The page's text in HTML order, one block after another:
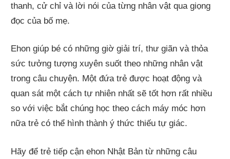
thanh, cử chỉ và lời nói của từng nhân vật qua giọng
đọc của bố mẹ.
Ehon giúp bé có những giờ giải trí, thư giãn và thỏa
sức tưởng tượng xuyên suốt theo những nhân vật
trong câu chuyện. Một đứa trẻ được hoạt động và
quan sát một cách tự nhiên nhất sẽ tốt hơn rất nhiều
so với việc bắt chúng học theo cách máy móc hơn
nữa trẻ có thể hình thành ý thức thiếu tự giác.
Hãy để trẻ tiếp cận ehon Nhật Bản từ những câu